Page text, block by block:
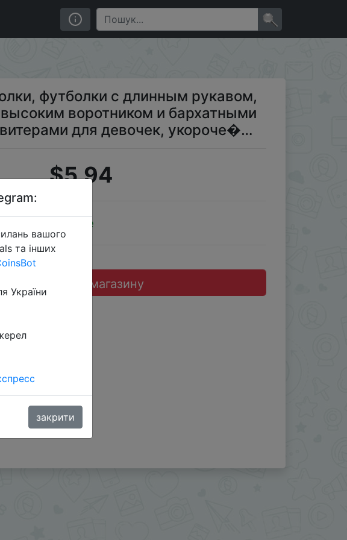
воротником и бархатными винтажными свитерами для девочек,
футболки с длинным рукавом,
воротником и бархатными
для девочек, укороче�…
$5.94
Sale
Перейти до магазину
вашого
та інших
України
закрити